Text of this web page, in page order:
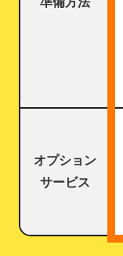
オプション
サービス